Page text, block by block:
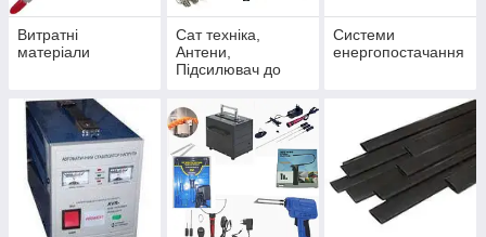
Витратні
матеріали
Сат техніка,
Антени,
Підсилювач до
Трансформатори,
Пульти
Системи
енергопостачання